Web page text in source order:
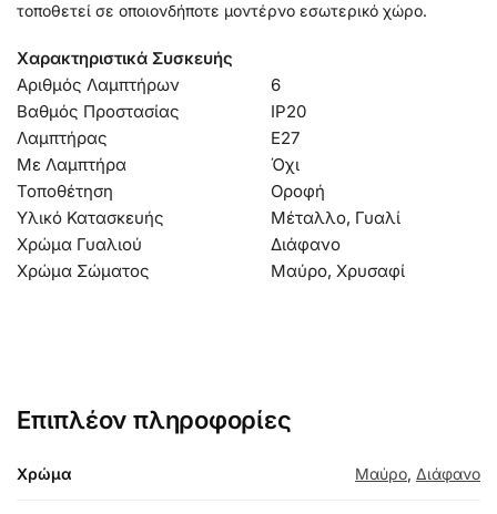
τοποθετεί σε οποιονδήποτε μοντέρνο εσωτερικό χώρο.
Χαρακτηριστικά Συσκευής
Αριθμός Λαμπτήρων
6
Βαθμός Προστασίας
IP20
Λαμπτήρας
Ε27
Με Λαμπτήρα
Όχι
Τοποθέτηση
Οροφή
Υλικό Κατασκευής
Μέταλλο, Γυαλί
Χρώμα Γυαλιού
Διάφανο
Χρώμα Σώματος
Μαύρο, Χρυσαφί
Επιπλέον πληροφορίες
Χρώμα Μαύρο, Διάφανο